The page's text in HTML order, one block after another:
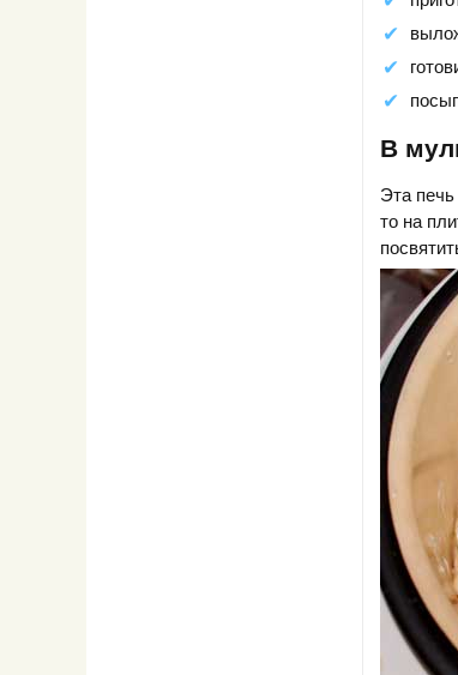
В
Эта
то на